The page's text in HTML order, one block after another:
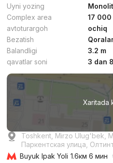
dan сўм /m²
Topshirildi 2022,Artur2
4-xonali kvartira, 93 m²
+998
Uyni yozing
Monolit
Complex area
17 000
avtoturargoh
ochiq
Bezatish
Balandligi
3.2 m
qavatlar soni
3 dan 8
Xaritada
Toshkent, Mirzo Ulug'bek,
Паркентская улица,
Buyuk Ipak Yoli 1.6км 6 мин